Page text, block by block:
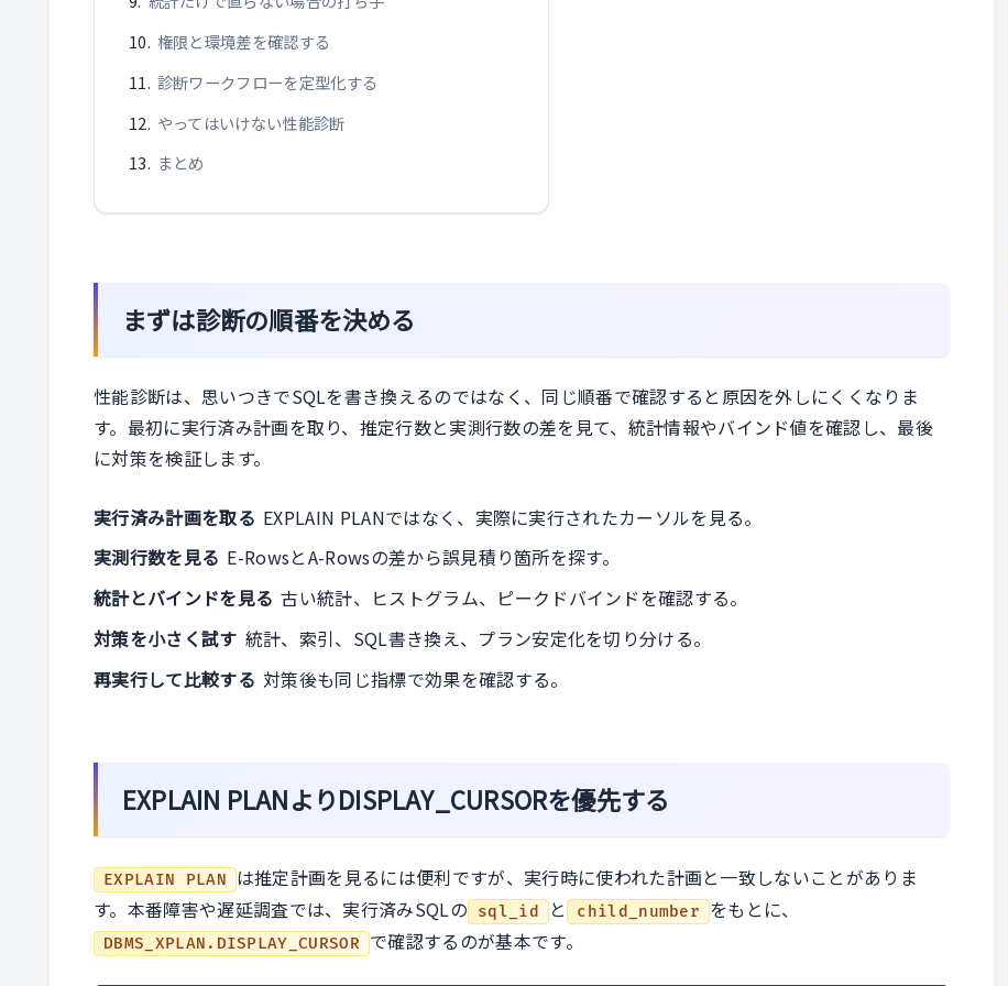
権限と環境差を確認する
診断ワークフローを定型化する
やってはいけない性能診断
まとめ
まずは診断の順番を決める
性能診断は、思いつきでSQLを書き換えるのではなく、同じ順番で確認すると原因を外しにくくなりま
す。最初に実行済み計画を取り、推定行数と実測行数の差を見て、統計情報やバインド値を確認し、最後
に対策を検証します。
実行済み計画を取る EXPLAIN PLANではなく、実際に実行されたカーソルを見る。
実測行数を見る E-RowsとA-Rowsの差から誤見積り箇所を探す。
統計とバインドを見る 古い統計、ヒストグラム、ピークドバインドを確認する。
対策を小さく試す 統計、索引、SQL書き換え、プラン安定化を切り分ける。
再実行して比較する 対策後も同じ指標で効果を確認する。
EXPLAIN PLANよりDISPLAY_CURSORを優先する
EXPLAIN PLAN は推定計画を見るには便利ですが、実行時に使われた計画と一致しないことがありま
す。本番障害や遅延調査では、実行済みSQLの sql_id と child_number をもとに、
DBMS_XPLAN.DISPLAY_CURSOR で確認するのが基本です。